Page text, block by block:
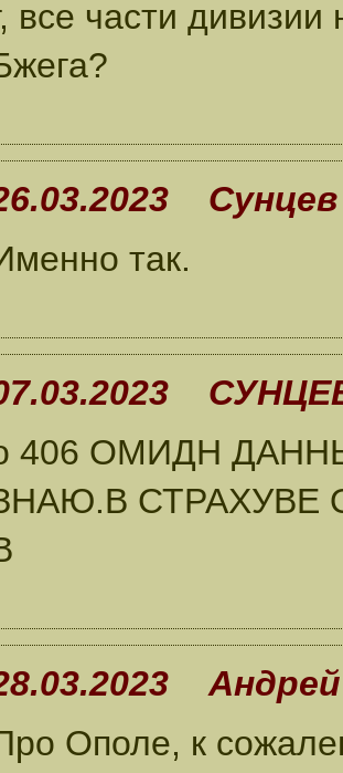
все части
Сунцев
так.
406 ОМИДН
СТРАХУВЕ
Андрей
Ополе, к